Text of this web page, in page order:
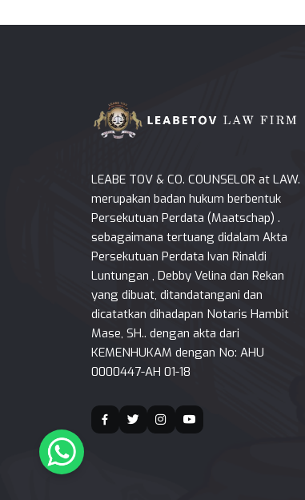
LEABE TOV & CO. COUNSELOR at LAW.
merupakan badan hukum berbentuk
Persekutuan Perdata (Maatschap) .
sebagaimana tertuang didalam Akta
Persekutuan Perdata Ivan Rinaldi
Luntungan , Debby Velina dan Rekan
yang dibuat, ditandatangani dan
dicatatkan dihadapan Notaris Hambit
Mase, SH.. dengan akta dari
KEMENHUKAM dengan No: AHU
0000447-AH 01-18